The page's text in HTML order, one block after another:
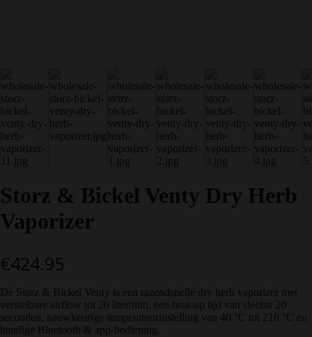
Storz & Bickel Venty Dry Herb
Vaporizer
€424.95
De Storz & Bickel Venty is een razendsnelle dry herb vaporizer met
verstelbare airflow tot 20 liter/min, een heat-up tijd van slechts 20
seconden, nauwkeurige temperatuurinstelling van 40 °C tot 210 °C en
handige Bluetooth & app-bediening.